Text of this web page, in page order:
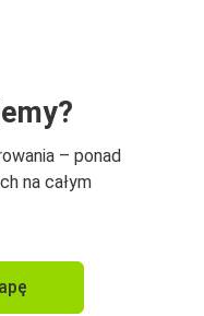
– ponad
na całym